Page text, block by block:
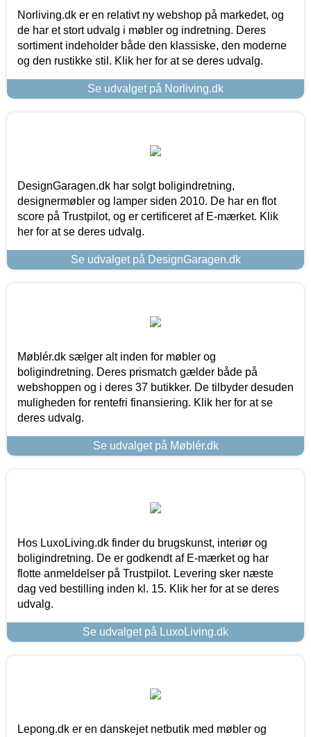
Norliving.dk er en relativt ny webshop på markedet, og
de har et stort udvalg i møbler og indretning. Deres
sortiment indeholder både den klassiske, den moderne
og den rustikke stil. Klik her for at se deres udvalg.
Se udvalget på Norliving.dk
DesignGaragen.dk har solgt boligindretning,
designermøbler og lamper siden 2010. De har en flot
score på Trustpilot, og er certificeret af E-mærket. Klik
her for at se deres udvalg.
Se udvalget på DesignGaragen.dk
Møblér.dk sælger alt inden for møbler og
boligindretning. Deres prismatch gælder både på
webshoppen og i deres 37 butikker. De tilbyder desuden
muligheden for rentefri finansiering. Klik her for at se
deres udvalg.
Se udvalget på Møblér.dk
Hos LuxoLiving.dk finder du brugskunst, interiør og
boligindretning. De er godkendt af E-mærket og har
flotte anmeldelser på Trustpilot. Levering sker næste
dag ved bestilling inden kl. 15. Klik her for at se deres
udvalg.
Se udvalget på LuxoLiving.dk
Lepong.dk er en danskejet netbutik med møbler og